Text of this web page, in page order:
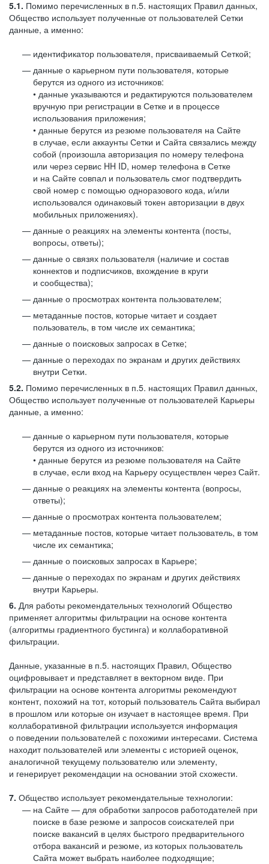
5.1. Помимо перечисленных в п.5. настоящих Правил данных,
Общество использует полученные от пользователей Сетки
данные, а именно:
идентификатор пользователя, присваиваемый Сеткой;
данные о карьерном пути пользователя, которые
берутся из одного из источников:
• данные указываются и редактируются пользователем
вручную при регистрации в Сетке и в процессе
использования приложения;
• данные берутся из резюме пользователя на Сайте
в случае, если аккаунты Сетки и Сайта связались между
собой (произошла авторизация по номеру телефона
или через сервис HH ID, номер телефона в Сетке
и на Сайте совпал и пользователь смог подтвердить
свой номер с помощью одноразового кода, и/или
использовался одинаковый токен авторизации в двух
мобильных приложениях).
данные о реакциях на элементы контента (посты,
вопросы, ответы);
данные о связях пользователя (наличие и состав
коннектов и подписчиков, вхождение в круги
и сообщества);
данные о просмотрах контента пользователем;
метаданные постов, которые читает и создает
пользователь, в том числе их семантика;
данные о поисковых запросах в Сетке;
данные о переходах по экранам и других действиях
внутри Сетки.
5.2. Помимо перечисленных в п.5. настоящих Правил данных,
Общество использует полученные от пользователей Карьеры
данные, а именно:
данные о карьерном пути пользователя, которые
берутся из одного из источников:
• данные берутся из резюме пользователя на Сайте
в случае, если вход на Карьеру осуществлен через Сайт.
данные о реакциях на элементы контента (вопросы,
ответы);
данные о просмотрах контента пользователем;
метаданные постов, которые читает пользователь, в том
числе их семантика;
данные о поисковых запросах в Карьере;
данные о переходах по экранам и других действиях
внутри Карьеры.
6. Для работы рекомендательных технологий Общество
применяет алгоритмы фильтрации на основе контента
(алгоритмы градиентного бустинга) и коллаборативной
фильтрации.
Данные, указанные в п.5. настоящих Правил, Общество
оцифровывает и представляет в векторном виде. При
фильтрации на основе контента алгоритмы рекомендуют
контент, похожий на тот, который пользователь Сайта выбирал
в прошлом или которые он изучает в настоящее время. При
коллаборативной фильтрации используется информация
о поведении пользователей с похожими интересами. Система
находит пользователей или элементы с историей оценок,
аналогичной текущему пользователю или элементу,
и генерирует рекомендации на основании этой схожести.
7. Общество использует рекомендательные технологии:
на Сайте — для обработки запросов работодателей при
поиске в базе резюме и запросов соискателей при
поиске вакансий в целях быстрого предварительного
отбора вакансий и резюме, из которых пользователь
Сайта может выбрать наиболее подходящие;